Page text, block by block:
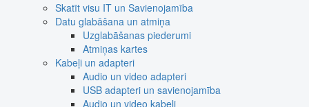
Skatīt visu IT un Savienojamība
Datu glabāšana un atmiņa
Uzglabāšanas piederumi
Atmiņas kartes
Kabeļi un adapteri
Audio un video adapteri
USB adapteri un savienojamība
Audio un video kabeļi